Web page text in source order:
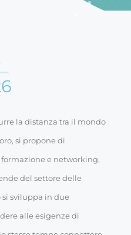
_
la distanza tra il mondo
si propone di
e networking,
del settore delle
si sviluppa in due
alle esigenze di